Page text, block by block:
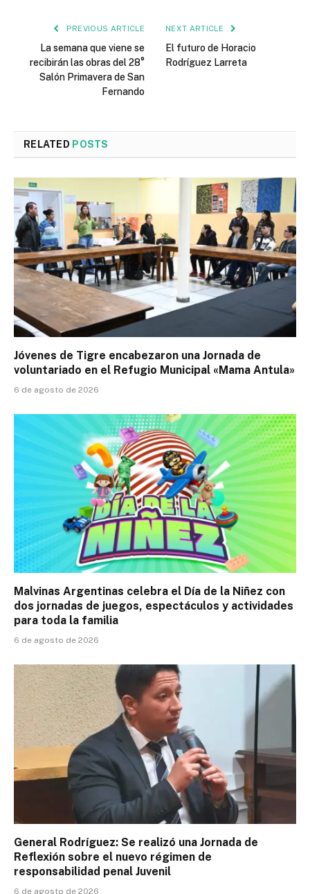
PREVIOUS ARTICLE
La semana que viene se
recibirán las obras del 28°
Salón Primavera de San
Fernando
NEXT ARTICLE
El futuro de Horacio
Rodríguez Larreta
RELATED POSTS
Jóvenes de Tigre encabezaron una Jornada de
voluntariado en el Refugio Municipal «Mama Antula»
6 de agosto de 2026
Malvinas Argentinas celebra el Día de la Niñez con
dos jornadas de juegos, espectáculos y actividades
para toda la familia
6 de agosto de 2026
General Rodríguez: Se realizó una Jornada de
Reflexión sobre el nuevo régimen de
responsabilidad penal Juvenil
6 de agosto de 2026